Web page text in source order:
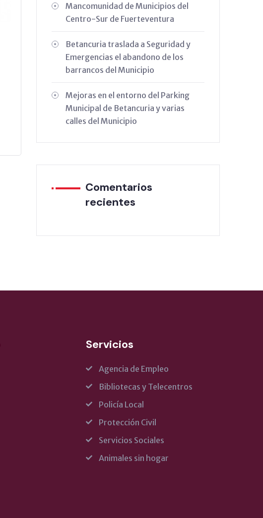
Mancomunidad de Municipios del
Centro-Sur de Fuerteventura
Betancuria traslada a Seguridad y
Emergencias el abandono de los
barrancos del Municipio
Mejoras en el entorno del Parking
Municipal de Betancuria y varias
calles del Municipio
Comentarios
recientes
Servicios
Agencia de Empleo
Bibliotecas y Telecentros
Policía Local
Protección Civil
Servicios Sociales
Animales sin hogar